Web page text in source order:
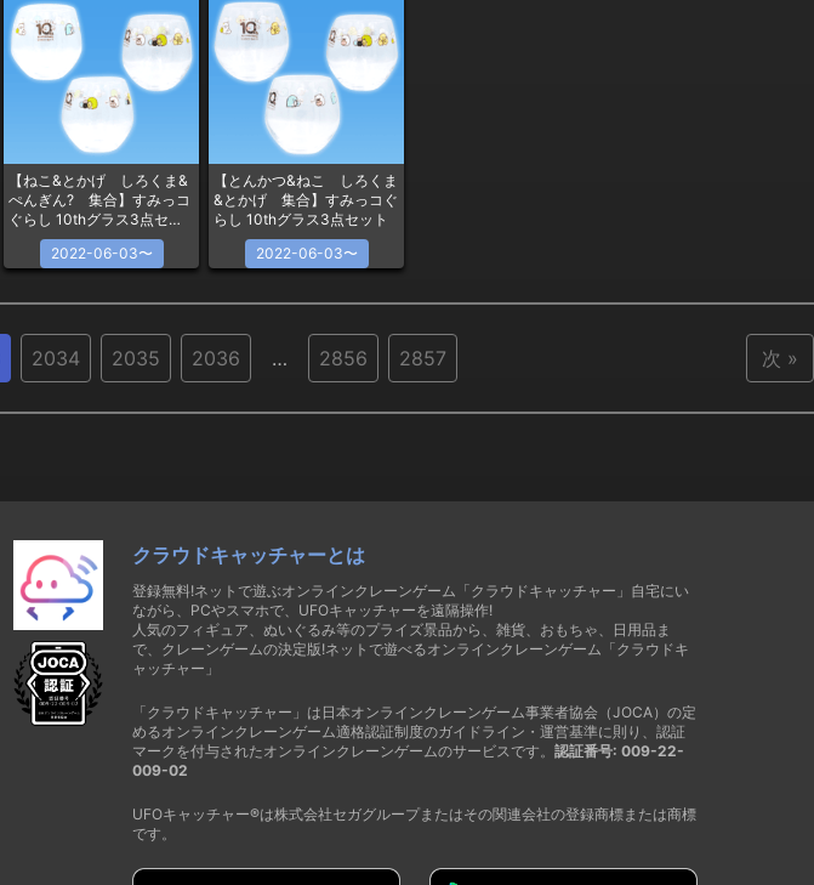
【ねこ&とかげ しろくま&
ぺんぎん? 集合】すみっコ
ぐらし 10thグラス3点セッ
2022-06-03〜
【とんかつ&ねこ しろくま
&とかげ 集合】すみっコぐ
らし 10thグラス3点セット
2022-06-03〜
次 »
2034 2035 2036 … 2856 2857
クラウドキャッチャーとは
登録無料!ネットで遊ぶオンラインクレーンゲーム「クラウドキャッチャー」自宅にい
ながら、PCやスマホで、UFOキャッチャーを遠隔操作!
人気のフィギュア、ぬいぐるみ等のプライズ景品から、雑貨、おもちゃ、日用品ま
で、クレーンゲームの決定版!ネットで遊べるオンラインクレーンゲーム「クラウドキ
ャッチャー」
「クラウドキャッチャー」は日本オンラインクレーンゲーム事業者協会（JOCA）の定
めるオンラインクレーンゲーム適格認証制度のガイドライン・運営基準に則り、認証
マークを付与されたオンラインクレーンゲームのサービスです。 認証番号: 009-22-
009-02
UFOキャッチャー®は株式会社セガグループまたはその関連会社の登録商標または商標
です。